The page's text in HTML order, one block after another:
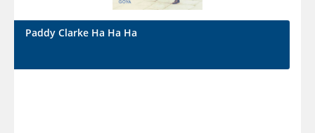
Paddy Clarke Ha Ha Ha